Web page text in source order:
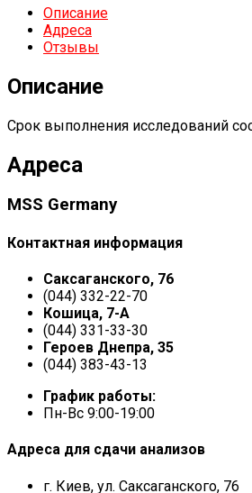
Описание
Адреса
Отзывы
Описание
Срок выполнения исследований
Адреса
MSS Germany
Контактная информация
Саксаганского, 76
(044) 332-22-70
Кошица, 7-А
(044) 331-33-30
Героев Днепра, 35
(044) 383-43-13
График работы:
Пн-Вс 9:00-19:00
Адреса для сдачи анализов
г. Киев, ул. Саксаганского, 76